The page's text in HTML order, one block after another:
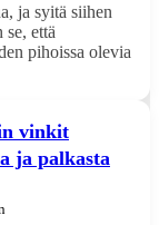
ja syitä siihen
että
pihoissa olevia
vinkit
ja palkasta